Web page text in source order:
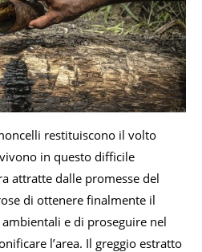
restituiscono il volto
in questo difficile
attratte dalle promesse del
di ottenere finalmente il
e di proseguire nel
l’area. Il greggio estratto